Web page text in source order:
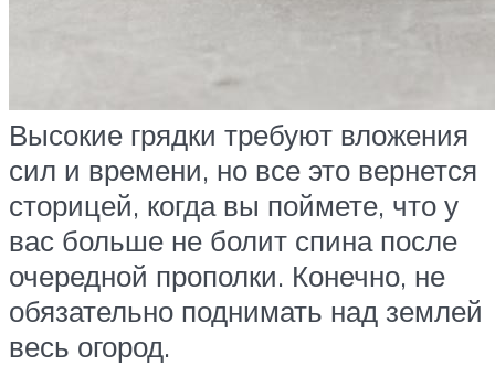
Высокие грядки требуют вложения
сил и времени, но все это вернется
сторицей, когда вы поймете, что у
вас больше не болит спина после
очередной прополки. Конечно, не
обязательно поднимать над землей
весь огород.